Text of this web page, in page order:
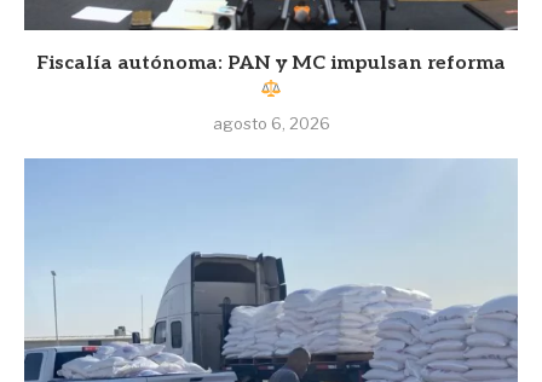
Fiscalía autónoma: PAN y MC impulsan reforma
agosto 6, 2026